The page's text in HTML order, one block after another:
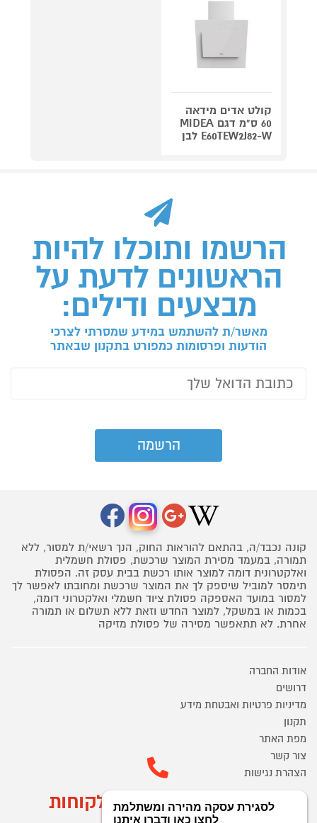
קולט אדים מידאה
60 ס"מ דגם MIDEA
E60TEW2J82-W לבן
הרשמו ותוכלו להיות
הראשונים לדעת על
מבצעים ודילים:
מאשר/ת להשתמש במידע שמסרתי לצרכי
הודעות ופרסומות כמפורט בתקנון שבאתר
קונה נכבד/ה, בהתאם להוראות החוק, הנך רשאי/ת למסור, ללא
תמורה, במעמד מסירת המוצר שרכשת, פסולת חשמלית
ואלקטרונית דומה למוצר אותו רכשת בבית עסק זה. הפסולת
תימסר למוביל שיספק לך את המוצר שרכשת ומחובתו לאפשר לך
למסור במועד האספקה פסולת ציוד חשמלי ואלקטרוני דומה,
בכמות או במשקל, למוצר החדש וזאת ללא תשלום או תמורה
אחרת. לא תתאפשר מסירה של פסולת מזיקה
אודות החברה
דרושים
מדיניות פרטיות ואבטחת מידע
תקנון
מפת האתר
צור קשר
הצהרת נגישות
מוקד הזמנות ושירות לקוחות